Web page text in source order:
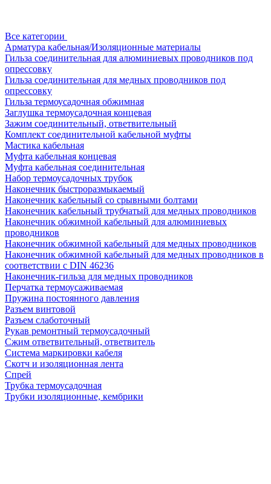
Все категории
Арматура кабельная/Изоляционные материалы
Гильза соединительная для алюминиевых проводников под
опрессовку
Гильза соединительная для медных проводников под
опрессовку
Гильза термоусадочная обжимная
Заглушка термоусадочная концевая
Зажим соединительный, ответвительный
Комплект соединительной кабельной муфты
Мастика кабельная
Муфта кабельная концевая
Муфта кабельная соединительная
Набор термоусадочных трубок
Наконечник быстроразмыкаемый
Наконечник кабельный со срывными болтами
Наконечник кабельный трубчатый для медных проводников
Наконечник обжимной кабельный для алюминиевых
проводников
Наконечник обжимной кабельный для медных проводников
Наконечник обжимной кабельный для медных проводников в
соответствии с DIN 46236
Наконечник-гильза для медных проводников
Перчатка термоусаживаемая
Пружина постоянного давления
Разъем винтовой
Разъем слаботочный
Рукав ремонтный термоусадочный
Сжим ответвительный, ответвитель
Система маркировки кабеля
Скотч и изоляционная лента
Спрей
Трубка термоусадочная
Трубки изоляционные, кембрики